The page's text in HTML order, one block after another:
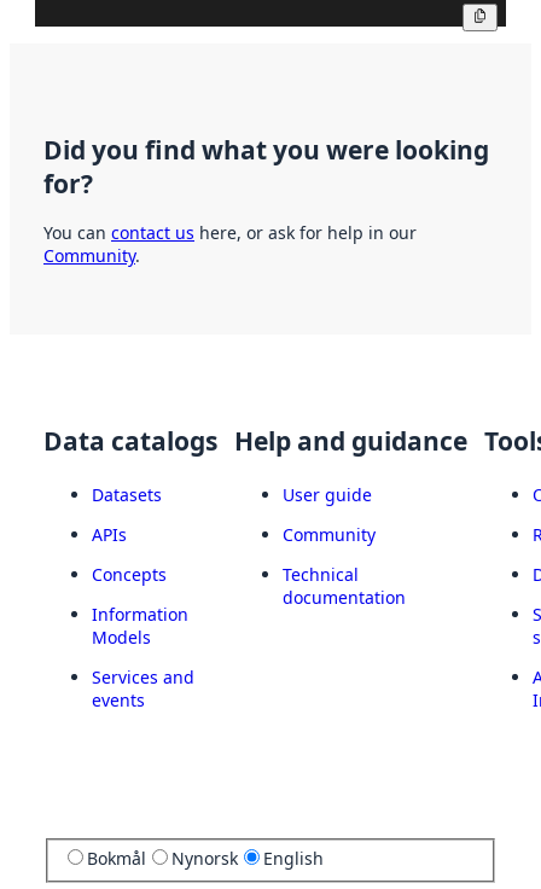
Did you find what you were looking
for?
You can contact us here, or ask for help in our
Community.
Data catalogs
Datasets
APIs
Concepts
Information
Models
Services and
events
Help and guidance
User guide
Community
Technical
documentation
Bokmål Nynorsk English